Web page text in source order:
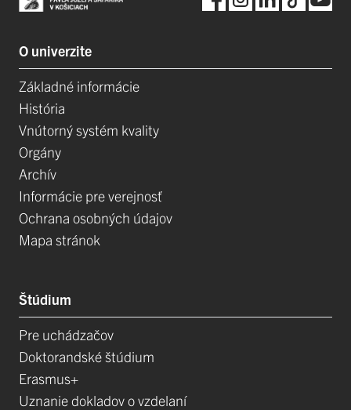
O univerzite
Základné informácie
História
Vnútorný systém kvality
Orgány
Archív
Informácie pre verejnosť
Ochrana osobných údajov
Mapa stránok
Štúdium
Pre uchádzačov
Doktorandské štúdium
Erasmus+
Uznanie dokladov o vzdelaní